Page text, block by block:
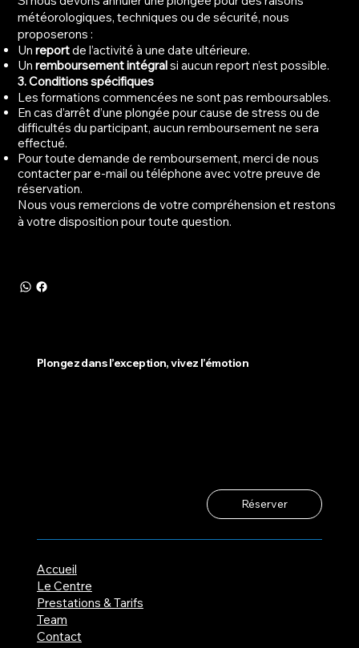
météorologiques, techniques ou de sécurité, nous
proposerons :
Unreportde l’activité à une date ultérieure.
Unremboursement intégralsi aucun report n’est possible.
3. Conditions spécifiques
Les formations commencées ne sont pas remboursables.
En cas d’arrêt d’une plongée pour cause de stress ou de
difficultés du participant, aucun remboursement ne sera
effectué.
Pour toute demande de remboursement, merci de nous
contacter par e-mail ou téléphone avec votre preuve de
réservation.
Nous vous remercions de votre compréhension et restons
à votre disposition pour toute question.
Plongez dans l’exception, vivez l’émotion
Réserver
Accueil
Le Centre
Prestations & Tarifs
Team
Contact